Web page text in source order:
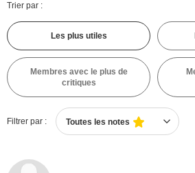
Trier par :
Les plus utiles
Membres avec le plus de
critiques
Filtrer par : Toutes les notes